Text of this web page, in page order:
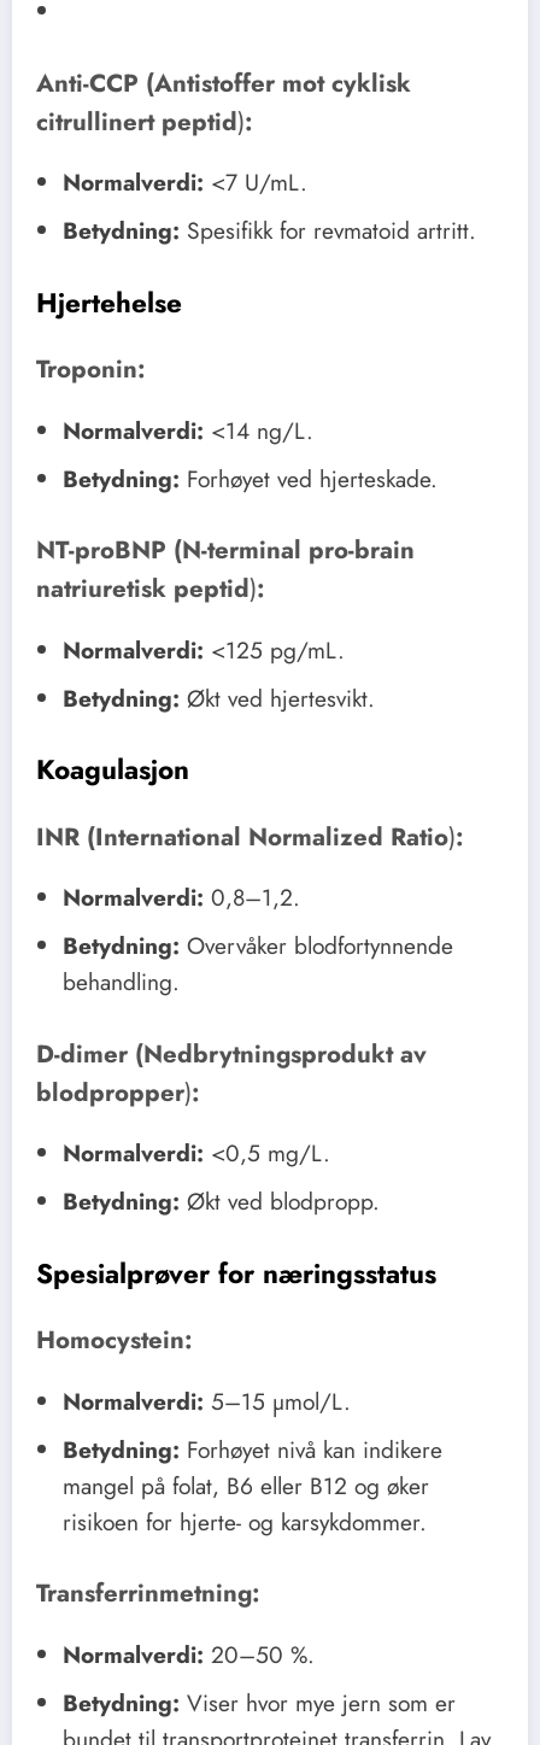
Anti-CCP (Antistoffer mot cyklisk
citrullinert peptid):
Normalverdi: <7 U/mL.
Betydning: Spesifikk for revmatoid artritt.
Hjertehelse
Troponin:
Normalverdi: <14 ng/L.
Betydning: Forhøyet ved hjerteskade.
NT-proBNP (N-terminal pro-brain
natriuretisk peptid):
Normalverdi: <125 pg/mL.
Betydning: Økt ved hjertesvikt.
Koagulasjon
INR (International Normalized Ratio):
Normalverdi: 0,8–1,2.
Betydning: Overvåker blodfortynnende
behandling.
D-dimer (Nedbrytningsprodukt av
blodpropper):
Normalverdi: <0,5 mg/L.
Betydning: Økt ved blodpropp.
Spesialprøver for næringsstatus
Homocystein:
Normalverdi: 5–15 µmol/L.
Betydning: Forhøyet nivå kan indikere
mangel på folat, B6 eller B12 og øker
risikoen for hjerte- og karsykdommer.
Transferrinmetning:
Normalverdi: 20–50 %.
Betydning: Viser hvor mye jern som er